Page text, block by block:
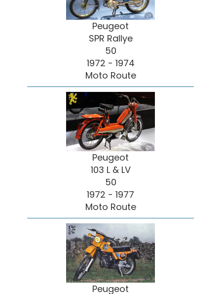
Peugeot
SPR Rallye
50
1972 - 1974
Moto Route
Peugeot
103 L & LV
50
1972 - 1977
Moto Route
Peugeot